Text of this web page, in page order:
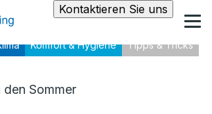
Kontaktieren Sie uns
Komfort & Hygiene Tipps & Tricks
Sommer